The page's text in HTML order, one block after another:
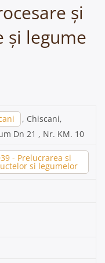
și
și legume
, Chiscani,
Dn 21 , Nr. KM. 10
- Prelucrarea si
si legumelor